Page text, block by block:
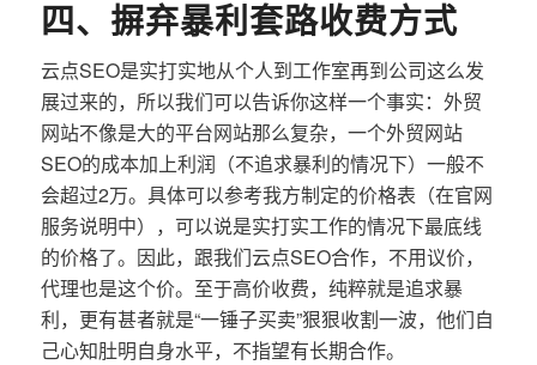
四、摒弃暴利套路收费方式
云点SEO是实打实地从个人到工作室再到公司这么发
展过来的，所以我们可以告诉你这样一个事实：外贸
网站不像是大的平台网站那么复杂，一个外贸网站
SEO的成本加上利润（不追求暴利的情况下）一般不
会超过2万。具体可以参考我方制定的价格表（在官网
服务说明中），可以说是实打实工作的情况下最底线
的价格了。因此，跟我们云点SEO合作，不用议价，
代理也是这个价。至于高价收费，纯粹就是追求暴
利，更有甚者就是“一锤子买卖”狠狠收割一波，他们自
己心知肚明自身水平，不指望有长期合作。